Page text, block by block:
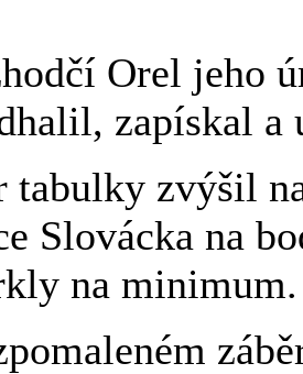
Orel jeho
zapískal
tabulky zvýšil
Slovácka na
na minimum.